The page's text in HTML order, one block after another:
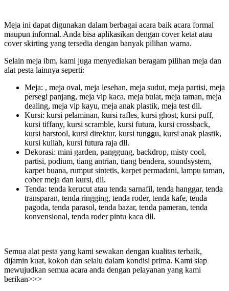
Meja ini dapat digunakan dalam berbagai acara baik acara formal
maupun informal. Anda bisa aplikasikan dengan cover ketat atau
cover skirting yang tersedia dengan banyak pilihan warna.
Selain meja ibm, kami juga menyediakan beragam pilihan meja dan
alat pesta lainnya seperti:
Meja: , meja oval, meja lesehan, meja sudut, meja partisi, meja
persegi panjang, meja vip kaca, meja bulat, meja taman, meja
dealing, meja vip kayu, meja anak plastik, meja test dll.
Kursi: kursi pelaminan, kursi rafles, kursi ghost, kursi puff,
kursi tiffany, kursi scramble, kursi futura, kursi crossback,
kursi barstool, kursi direktur, kursi tunggu, kursi anak plastik,
kursi kuliah, kursi futura raja dll.
Dekorasi: mini garden, panggung, backdrop, misty cool,
partisi, podium, tiang antrian, tiang bendera, soundsystem,
karpet buana, rumput sintetis, karpet permadani, lampu taman,
cober meja dan kursi, dll.
Tenda: tenda kerucut atau tenda sarnafil, tenda hanggar, tenda
transparan, tenda ringging, tenda roder, tenda kafe, tenda
pagoda, tenda parasol, tenda bazar, tenda pameran, tenda
konvensional, tenda roder pintu kaca dll.
Semua alat pesta yang kami sewakan dengan kualitas terbaik,
dijamin kuat, kokoh dan selalu dalam kondisi prima. Kami siap
mewujudkan semua acara anda dengan pelayanan yang kami
berikan>>>